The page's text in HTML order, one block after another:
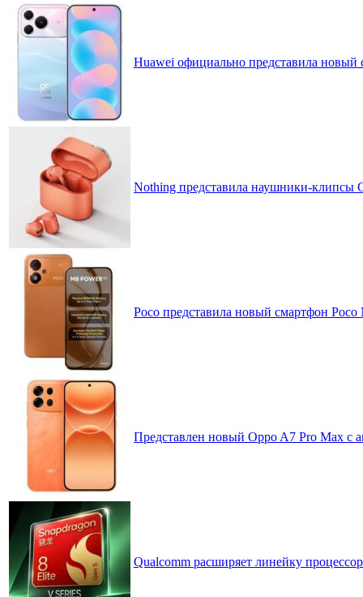
Huawei официально представила
Nothing представила наушники-клипсы
Poco представила новый смартфон
Представлен новый Oppo A7 Pro Max с
Qualcomm расширяет линейку